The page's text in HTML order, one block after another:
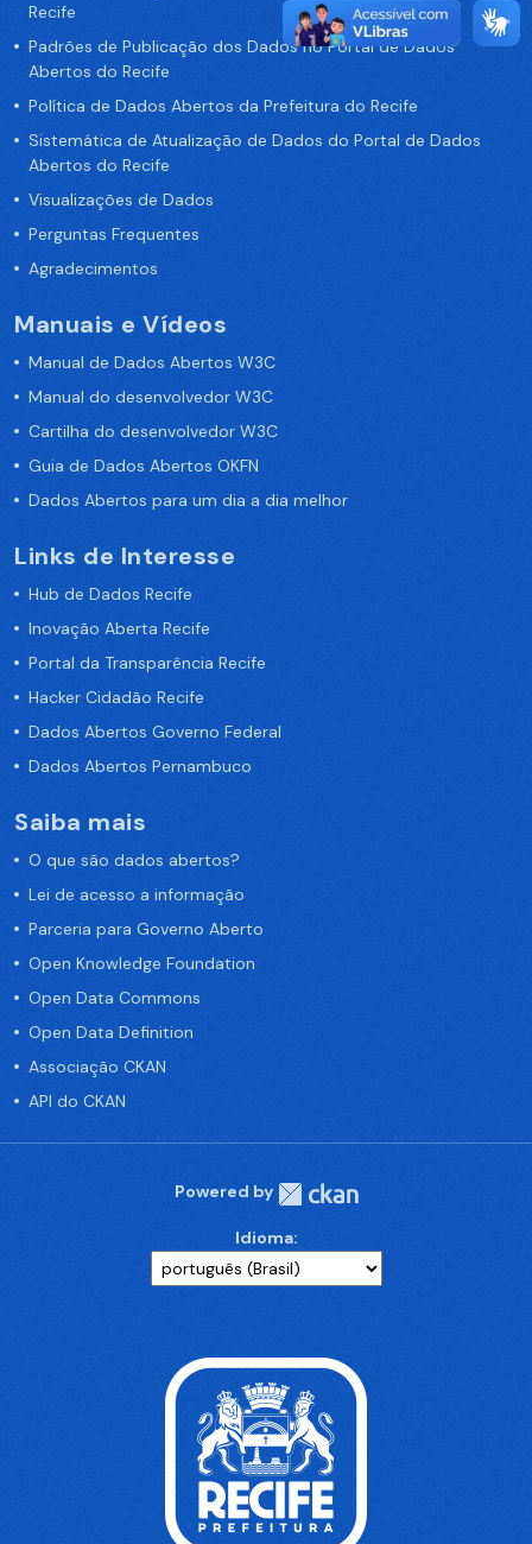
Recife
Padrões de Publicação dos Dados no Portal de Dados
Abertos do Recife
Política de Dados Abertos da Prefeitura do Recife
Sistemática de Atualização de Dados do Portal de Dados
Abertos do Recife
Visualizações de Dados
Perguntas Frequentes
Agradecimentos
Manuais e Vídeos
Manual de Dados Abertos W3C
Manual do desenvolvedor W3C
Cartilha do desenvolvedor W3C
Guia de Dados Abertos OKFN
Dados Abertos para um dia a dia melhor
Links de Interesse
Hub de Dados Recife
Inovação Aberta Recife
Portal da Transparência Recife
Hacker Cidadão Recife
Dados Abertos Governo Federal
Dados Abertos Pernambuco
Saiba mais
O que são dados abertos?
Lei de acesso a informação
Parceria para Governo Aberto
Open Knowledge Foundation
Open Data Commons
Open Data Definition
Associação CKAN
API do CKAN
Powered by
Idioma